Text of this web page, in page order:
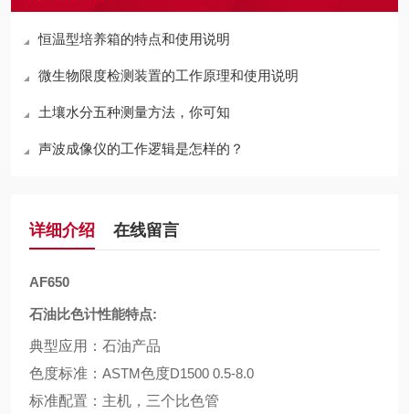
恒温型培养箱的特点和使用说明
微生物限度检测装置的工作原理和使用说明
土壤水分五种测量方法，你可知
声波成像仪的工作逻辑是怎样的？
详细介绍 在线留言
AF650
石油比色计性能特点:
典型应用：石油产品
色度标准： ASTM色度D1500 0.5-8.0
标准配置：主机，三个比色管